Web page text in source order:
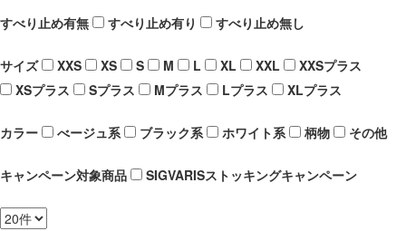
すべり止め有無 すべり止め有り すべり止め無し
サイズ XXS XS S M L XL XXL
XXSプラス
XSプラス
Sプラス Mプラス Lプラス XLプラス
カラー べージュ系 ブラック系 ホワイト系 柄物 その他
キャンペーン対象商品 SIGVARISストッキングキャンペーン